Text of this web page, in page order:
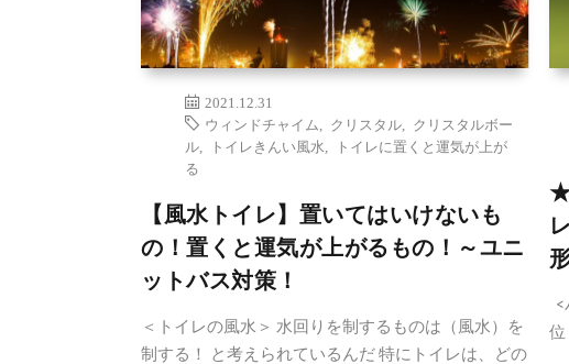
2021.12.31
ウィンドチャイム
クリスタル
クリスタルボー
ル
トイレきんい風水
トイレに置くと運気が上が
る
【風水トイレ】置いてはいけないも
の！置くと運気が上がるもの！～ユニ
ットバス対策！
＜トイレの風水＞ 水回りを制するものは（風水）を
制する！ と考えられているんだ 特にトイレは、どの
★
位